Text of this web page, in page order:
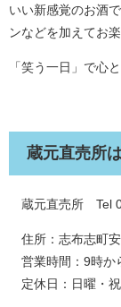
いい新感覚のお酒
ンなどを加えてお
「笑う一日」で心
蔵元直売所
蔵元直売所 Tel
住所：志布志町
営業時間：9時か
定休日：日曜・祝